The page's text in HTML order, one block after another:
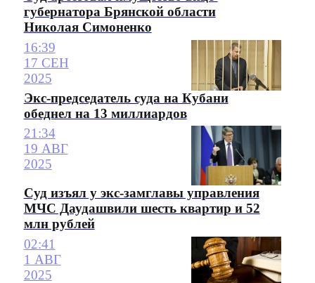
губернатора Брянской области
Николая Симоненко
16:39
17 СЕН
2025
Экс-председатель суда на Кубани
обеднел на 13 миллиардов
21:34
19 АВГ
2025
Суд изъял у экс-замглавы управления
МЧС Даудашвили шесть квартир и 52
млн рублей
02:41
1 АВГ
2025